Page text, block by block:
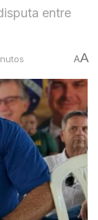
entre
AA